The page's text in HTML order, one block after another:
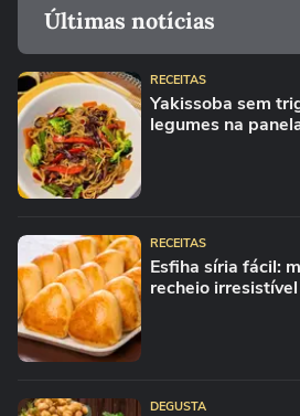
Últimas notícias
RECEITAS
Yakissoba sem
legumes na
RECEITAS
Esfiha síria fácil:
recheio irresistível
DEGUSTA